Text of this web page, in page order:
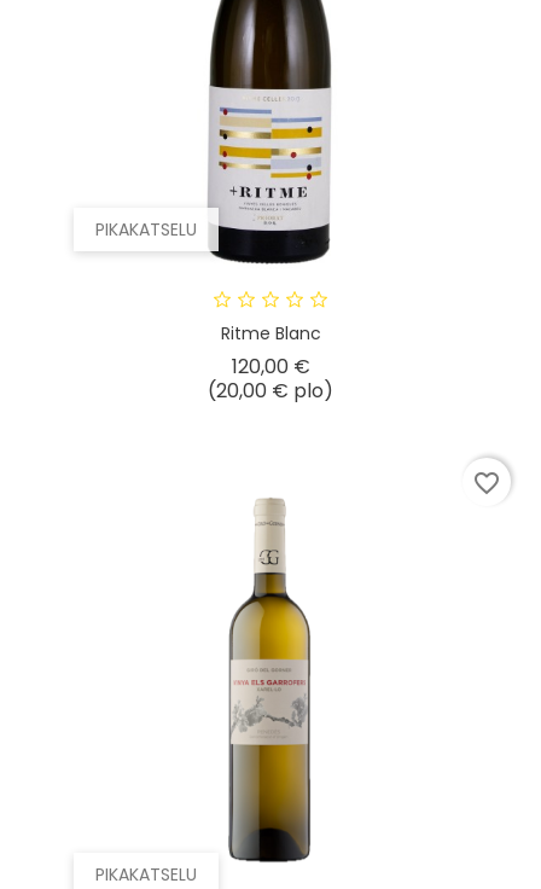
PIKAKATSELU
Ritme Blanc
120,00 €Hinta
(20,00 € plo)
PIKAKATSELU
favorite_border